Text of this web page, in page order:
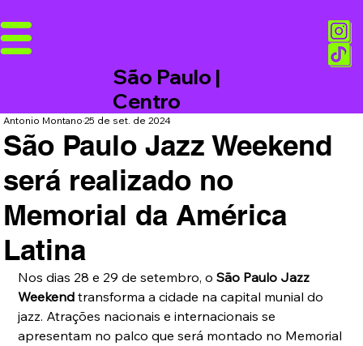
São Paulo |
Centro
São Paulo Jazz Weekend
será realizado no
Memorial da América
Latina
Antonio Montano25 de set. de 2024
Nos dias 28 e 29 de setembro, o São Paulo Jazz
Weekend transforma a cidade na capital munial do
jazz. Atrações nacionais e internacionais se
apresentam no palco que será montado no Memorial